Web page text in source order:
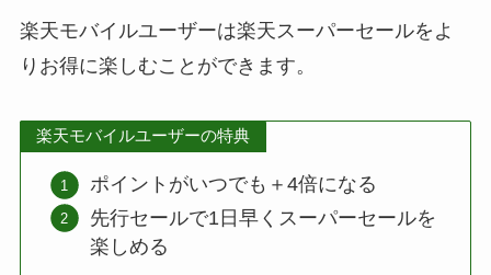
楽天モバイルユーザーは楽天スーパーセールをよ
りお得に楽しむことができます。
楽天モバイルユーザーの特典
ポイントがいつでも＋4倍になる
先行セールで1日早くスーパーセールを
楽しめる